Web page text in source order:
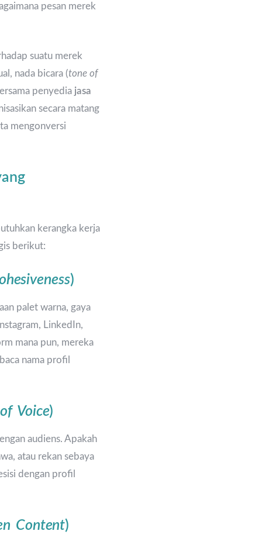
pesan merek
suatu merek
nada bicara (tone of
penyedia jasa
secara matang
mengonversi
kerangka kerja
berikut:
)
palet warna, gaya
LinkedIn,
mana pun, mereka
nama profil
Voice)
audiens. Apakah
atau rekan sebaya
dengan profil
Content)